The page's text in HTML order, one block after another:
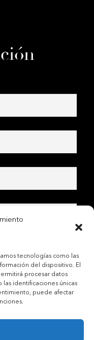
tecnologías como las
del dispositivo. El
procesar datos
identificaciones únicas
puede afectar